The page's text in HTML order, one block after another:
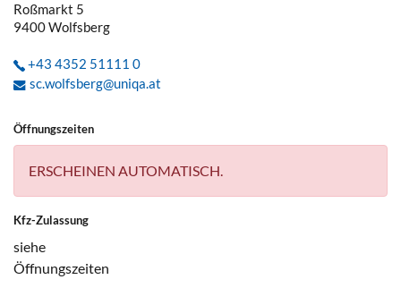
Roßmarkt 5
9400Wolfsberg
+43 4352 51111 0
sc.wolfsberg@uniqa.at
Öffnungszeiten
ERSCHEINEN AUTOMATISCH.
Kfz-Zulassung
siehe
Öffnungszeiten